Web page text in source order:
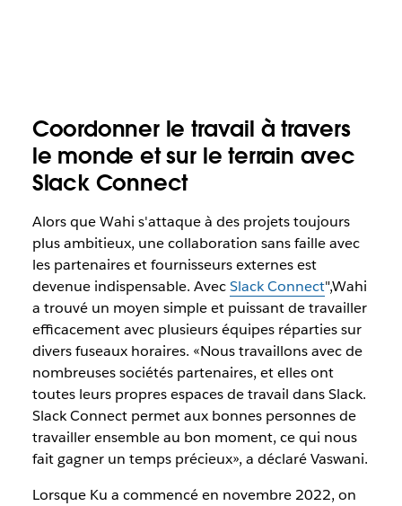
Coordonner le travail à travers
le monde et sur le terrain avec
Slack Connect
Alors que Wahi s'attaque à des projets toujours
plus ambitieux, une collaboration sans faille avec
les partenaires et fournisseurs externes est
devenue indispensable. AvecSlack Connect",Wahi
a trouvé un moyen simple et puissant de travailler
efficacement avec plusieurs équipes réparties sur
divers fuseaux horaires. «Nous travaillons avec de
nombreuses sociétés partenaires, et elles ont
toutes leurs propres espaces de travail dans Slack.
Slack Connect permet aux bonnes personnes de
travailler ensemble au bon moment, ce qui nous
fait gagner un temps précieux», a déclaré Vaswani.
Lorsque Ku a commencé en novembre 2022, on